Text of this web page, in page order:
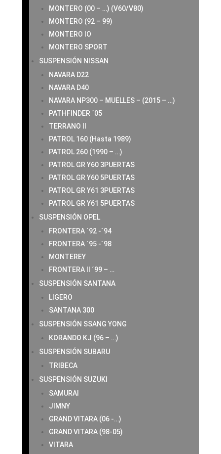
MONTERO (00 – …) (V60/V80)
MONTERO (92 – 99)
MONTERO IO
MONTERO SPORT
SUSPENSIÓN NISSAN
NAVARA D22
NAVARA D40
NAVARA NP300 – MUELLES – (2015 – …)
PATHFINDER ´05
TERRANO II
PATROL 160 (Hasta 1989)
PATROL 260 (1990 – …)
PATROL GR Y60 3PUERTAS
PATROL GR Y60 5PUERTAS
PATROL GR Y61 3PUERTAS
PATROL GR Y61 5PUERTAS
SUSPENSIÓN OPEL
FRONTERA ´92 -´94
FRONTERA ´95 -´98
MONTEREY
FRONTERA II ´99 – …
SUSPENSIÓN SANTANA
LIGERO
SANTANA 300
SUSPENSIÓN SSANG YONG
KORANDO KJ (96 – …)
SUSPENSIÓN SUBARU
TRIBECA
SUSPENSIÓN SUZUKI
SAMURAI
JIMNY
GRAND VITARA (06 -…)
GRAND VITARA (98-05)
VITARA